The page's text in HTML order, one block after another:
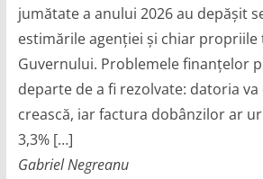
jumătate a anului 2026 au depășit
estimările agenției și chiar propriile
Guvernului. Problemele finanțelor
departe de a fi rezolvate: datoria
crească, iar factura dobânzilor ar
3,3% […]
Gabriel Negreanu